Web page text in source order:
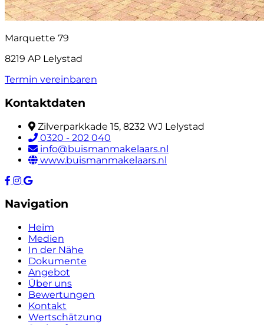
Marquette 79
8219 AP Lelystad
Termin vereinbaren
Kontaktdaten
Zilverparkkade 15, 8232 WJ Lelystad
0320 - 202 040
info@buismanmakelaars.nl
www.buismanmakelaars.nl
Navigation
Heim
Medien
In der Nähe
Dokumente
Angebot
Über uns
Bewertungen
Kontakt
Wertschätzung